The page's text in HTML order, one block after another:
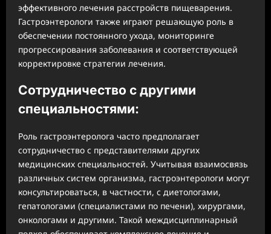
эффективного лечения расстройств пищеварения.
Гастроэнтерологи также играют решающую роль в
обеспечении постоянного ухода, мониторинге
прогрессирования заболевания и соответствующей
корректировке стратегии лечения.
Сотрудничество с другими
специальностями:
Роль гастроэнтеролога часто предполагает
сотрудничество с представителями других
медицинских специальностей. Учитывая взаимосвязь
различных систем организма, гастроэнтерологи могут
консультироваться, в частности, с диетологами,
гепатологами (специалистами по печени), хирургами,
онкологами и другими. Такой междисциплинарный